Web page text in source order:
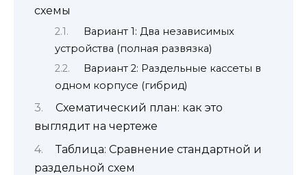
схемы
Вариант 1: Два независимых
устройства (полная развязка)
Вариант 2: Раздельные кассеты в
одном корпусе (гибрид)
Схематический план: как это
выглядит на чертеже
Таблица: Сравнение стандартной и
раздельной схем